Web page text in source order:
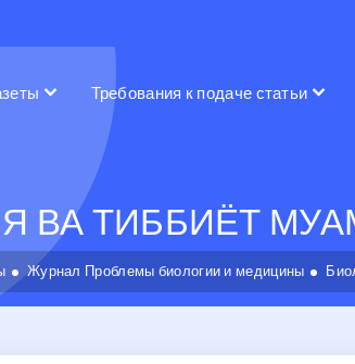
Требования к подаче статьи
ВА ТИББИЁТ
Журнал Проблемы биологии и медицины